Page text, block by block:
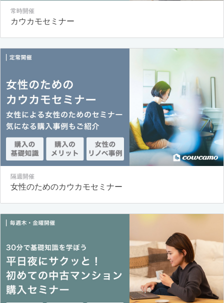
常時開催
カウカモセミナー
隔週開催
女性のためのカウカモセミナー